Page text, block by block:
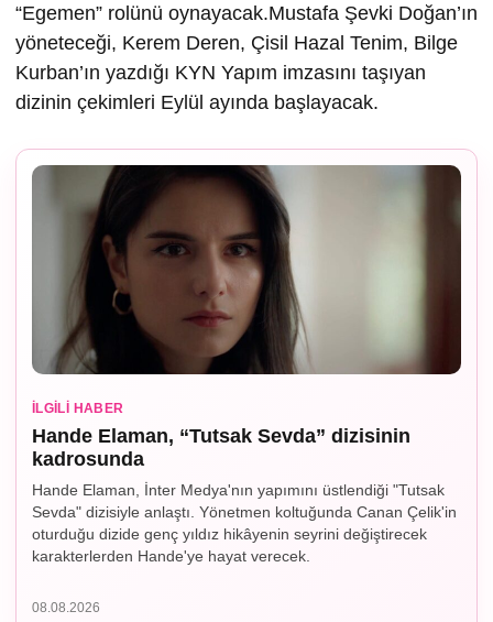
“Egemen” rolünü oynayacak.Mustafa Şevki Doğan’ın
yöneteceği, Kerem Deren, Çisil Hazal Tenim, Bilge
Kurban’ın yazdığı KYN Yapım imzasını taşıyan
dizinin çekimleri Eylül ayında başlayacak.
İLGILI HABER
Hande Elaman, “Tutsak Sevda” dizisinin
kadrosunda
Hande Elaman, İnter Medya'nın yapımını üstlendiği "Tutsak
Sevda" dizisiyle anlaştı. Yönetmen koltuğunda Canan Çelik'in
oturduğu dizide genç yıldız hikâyenin seyrini değiştirecek
karakterlerden Hande'ye hayat verecek.
08.08.2026